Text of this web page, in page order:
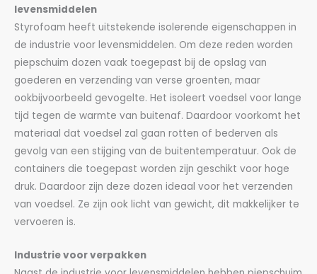
levensmiddelen
Styrofoam heeft uitstekende isolerende eigenschappen in
de industrie voor levensmiddelen. Om deze reden worden
piepschuim dozen vaak toegepast bij de opslag van
goederen en verzending van verse groenten, maar
ookbijvoorbeeld gevogelte. Het isoleert voedsel voor lange
tijd tegen de warmte van buitenaf. Daardoor voorkomt het
materiaal dat voedsel zal gaan rotten of bederven als
gevolg van een stijging van de buitentemperatuur. Ook de
containers die toegepast worden zijn geschikt voor hoge
druk. Daardoor zijn deze dozen ideaal voor het verzenden
van voedsel. Ze zijn ook licht van gewicht, dit makkelijker te
vervoeren is.
Industrie voor verpakken